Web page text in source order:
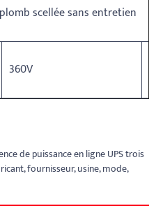
scellée sans entretien
360V
de puissance en ligne UPS trois
fournisseur, usine, mode,